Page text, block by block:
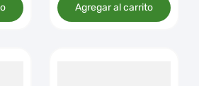
Agregar al carrito